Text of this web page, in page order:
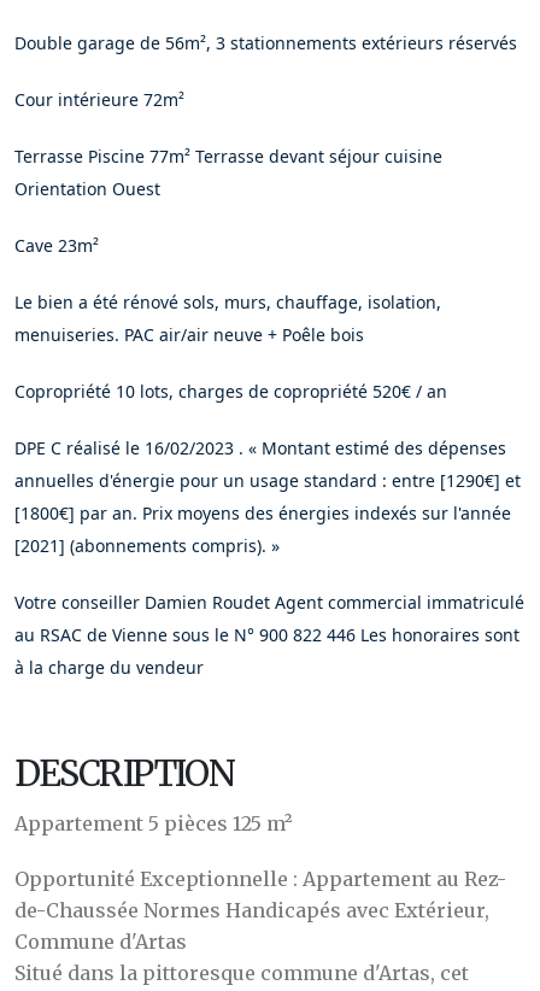
Double garage de 56m², 3 stationnements extérieurs réservés
Cour intérieure 72m²
Terrasse Piscine 77m² Terrasse devant séjour cuisine
Orientation Ouest
Cave 23m²
Le bien a été rénové sols, murs, chauffage, isolation,
menuiseries. PAC air/air neuve + Poêle bois
Copropriété 10 lots, charges de copropriété 520€ / an
DPE C réalisé le 16/02/2023 . « Montant estimé des dépenses
annuelles d'énergie pour un usage standard : entre [1290€] et
[1800€] par an. Prix moyens des énergies indexés sur l'année
[2021] (abonnements compris). »
Votre conseiller Damien Roudet Agent commercial immatriculé
au RSAC de Vienne sous le N° 900 822 446 Les honoraires sont
à la charge du vendeur
DESCRIPTION
Appartement 5 pièces 125 m²
Opportunité Exceptionnelle : Appartement au Rez-
de-Chaussée Normes Handicapés avec Extérieur,
Commune d'Artas
Situé dans la pittoresque commune d'Artas, cet